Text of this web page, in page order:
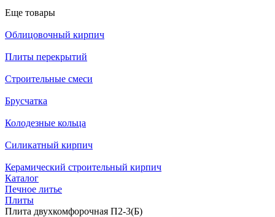
Еще товары
Облицовочный кирпич
Плиты перекрытий
Строительные смеси
Брусчатка
Колодезные кольца
Силикатный кирпич
Керамический строительный кирпич
Каталог
Печное литье
Плиты
Плита двухкомфорочная П2-3(Б)